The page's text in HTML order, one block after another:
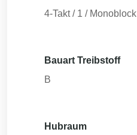
4-Takt / 1 / Monoblock
Bauart Treibstoff
B
Hubraum